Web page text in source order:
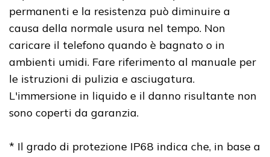
permanenti e la resistenza può diminuire a
causa della normale usura nel tempo. Non
caricare il telefono quando è bagnato o in
ambienti umidi. Fare riferimento al manuale per
le istruzioni di pulizia e asciugatura.
L'immersione in liquido e il danno risultante non
sono coperti da garanzia.
* Il grado di protezione IP68 indica che, in base a